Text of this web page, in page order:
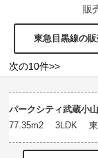
販
東急目黒線の
次の10件>>
パークシティ武蔵小
77.35m2 3LDK 東京都品川区小山3丁目 武蔵小山駅徒
歩1分